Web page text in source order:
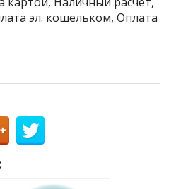
эл. кошельком, Оплата